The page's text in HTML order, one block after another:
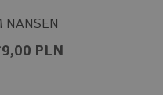
NANSEN
PLN